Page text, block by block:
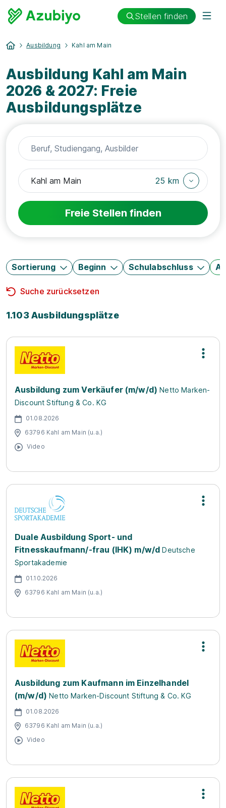
Stellen finden
Ausbildung Kahl am Main
Ausbildung Kahl am Main
2026 & 2027: Freie
Ausbildungsplätze
25 km
Freie Stellen finden
Sortierung Beginn Schulabschluss
Suche zurücksetzen
1.103 Ausbildungsplätze
Ausbildung zum Verkäufer (m/w/d) Netto Marken-
Discount Stiftung & Co. KG
01.08.2026
63796 Kahl am Main (u.a.)
Video
Duale Ausbildung Sport- und
Fitnesskaufmann/-frau (IHK) m/w/d Deutsche
Sportakademie
01.10.2026
63796 Kahl am Main (u.a.)
Ausbildung zum Kaufmann im Einzelhandel
(m/w/d) Netto Marken-Discount Stiftung & Co. KG
01.08.2026
63796 Kahl am Main (u.a.)
Video